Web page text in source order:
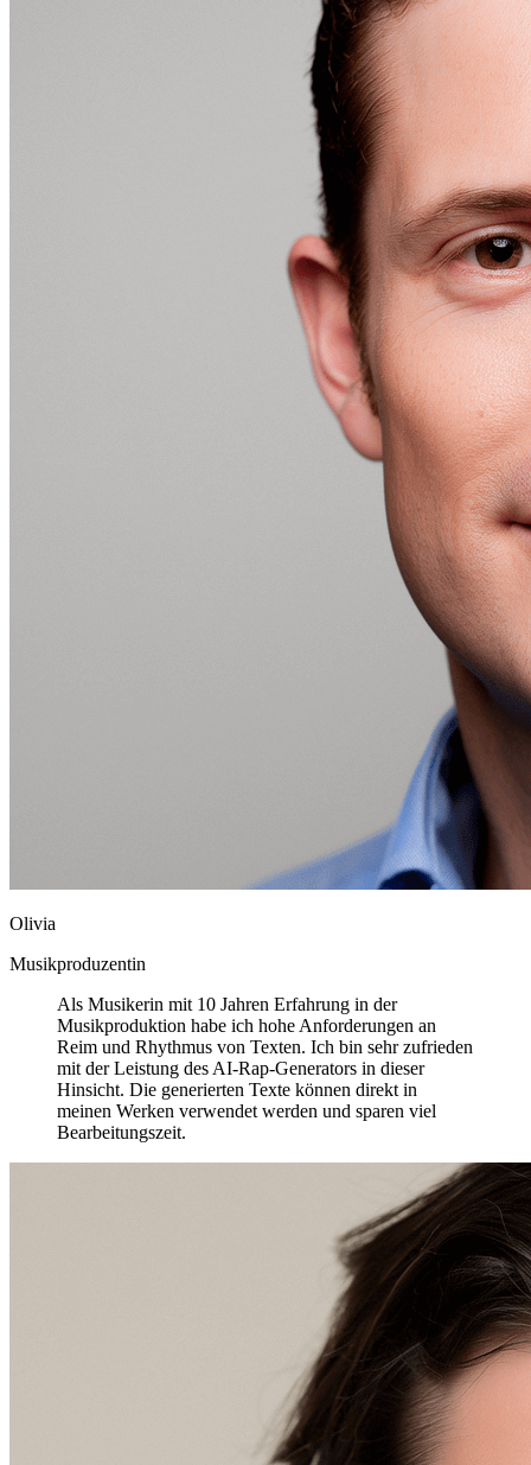
Olivia
Musikproduzentin
Als Musikerin mit 10 Jahren Erfahrung in der
Musikproduktion habe ich hohe Anforderungen an
Reim und Rhythmus von Texten. Ich bin sehr zufrieden
mit der Leistung des AI-Rap-Generators in dieser
Hinsicht. Die generierten Texte können direkt in
meinen Werken verwendet werden und sparen viel
Bearbeitungszeit.